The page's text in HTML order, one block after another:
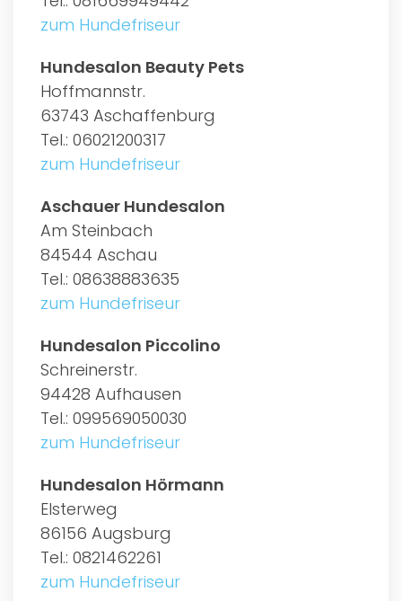
zum Hundefriseur
Hundesalon Beauty Pets
Hoffmannstr.
63743 Aschaffenburg
Tel.: 06021200317
zum Hundefriseur
Aschauer Hundesalon
Am Steinbach
84544 Aschau
Tel.: 08638883635
zum Hundefriseur
Hundesalon Piccolino
Schreinerstr.
94428 Aufhausen
Tel.: 099569050030
zum Hundefriseur
Hundesalon Hörmann
Elsterweg
86156 Augsburg
Tel.: 0821462261
zum Hundefriseur